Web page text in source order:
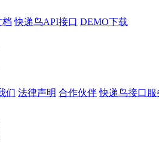
档 快递鸟API接口 DEMO下载
们 法律声明 合作伙伴 快递鸟接口服